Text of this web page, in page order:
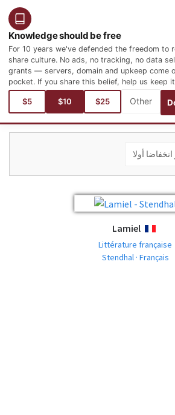
Knowledge should be free
For 10 years we've defended the freedom to
share culture. No ads, no tracking, no data
grants — servers, domain and upkeep come
pocket. If you share this belief, help us keep
$5 $10 $25
أنت هنا:
Lamiel
Littérature française
Stendhal · Français